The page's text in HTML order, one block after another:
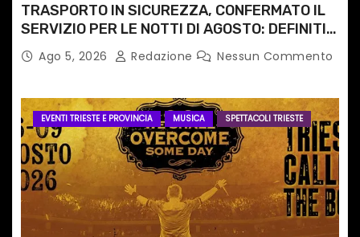
TRASPORTO IN SICUREZZA, CONFERMATO IL
SERVIZIO PER LE NOTTI DI AGOSTO: DEFINITI
PERCORSI, FERMATE E ORARIO
Ago 5, 2026 Redazione Nessun Commento
EVENTI TRIESTE E PROVINCIA MUSICA SPETTACOLI TRIESTE